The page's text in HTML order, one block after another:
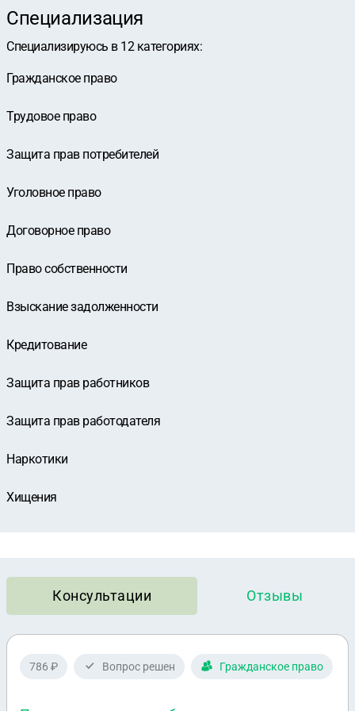
Специализация
Специализируюсь в 12 категориях:
Гражданское право
Трудовое право
Защита прав потребителей
Уголовное право
Договорное право
Право собственности
Взыскание задолженности
Кредитование
Защита прав работников
Защита прав работодателя
Наркотики
Хищения
Консультации Отзывы
786 ₽ Вопрос решен Гражданское право